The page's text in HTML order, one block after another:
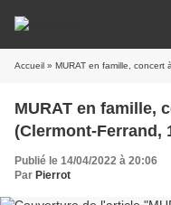
Accueil » MURAT en famille, concert
MURAT en famille,
(Clermont-Ferrand,
Publié le 14/04/2022 à 20:06
Par Pierrot